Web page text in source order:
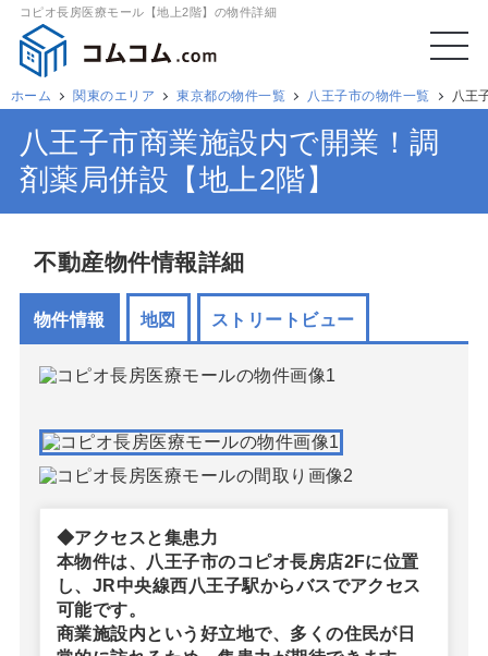
コピオ長房医療モール【地上2階】の物件詳細
ホーム 関東のエリア 東京都の物件一覧 八王子市の物件一覧 八王
八王子市商業施設内で開業！調
剤薬局併設【地上2階】
不動産物件情報詳細
物件情報 地図 ストリートビュー
◆アクセスと集患力
本物件は、八王子市のコピオ長房店2Fに位置
し、JR中央線西八王子駅からバスでアクセス
可能です。
商業施設内という好立地で、多くの住民が日